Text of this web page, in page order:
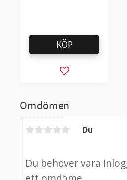
Omdömen
Du
Lägg till i favoriter
KÖP